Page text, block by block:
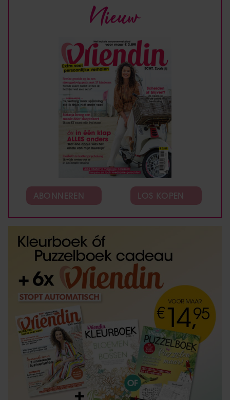
Nieuw
ABONNEREN LOS KOPEN